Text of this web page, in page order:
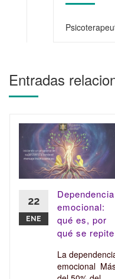
Entradas
22
ENE
Dependencia
emocional:
qué es, por
qué se repite
La
emocional